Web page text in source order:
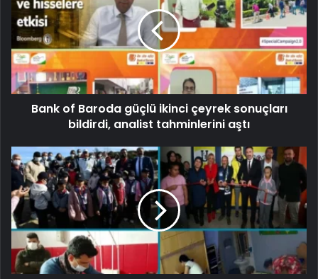
Bank of Baroda güçlü ikinci çeyrek sonuçları
bildirdi, analist tahminlerini aştı